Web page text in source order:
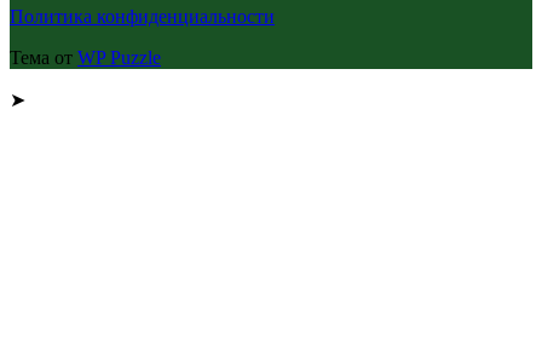
Политика конфиденциальности
Тема от WP Puzzle
➤